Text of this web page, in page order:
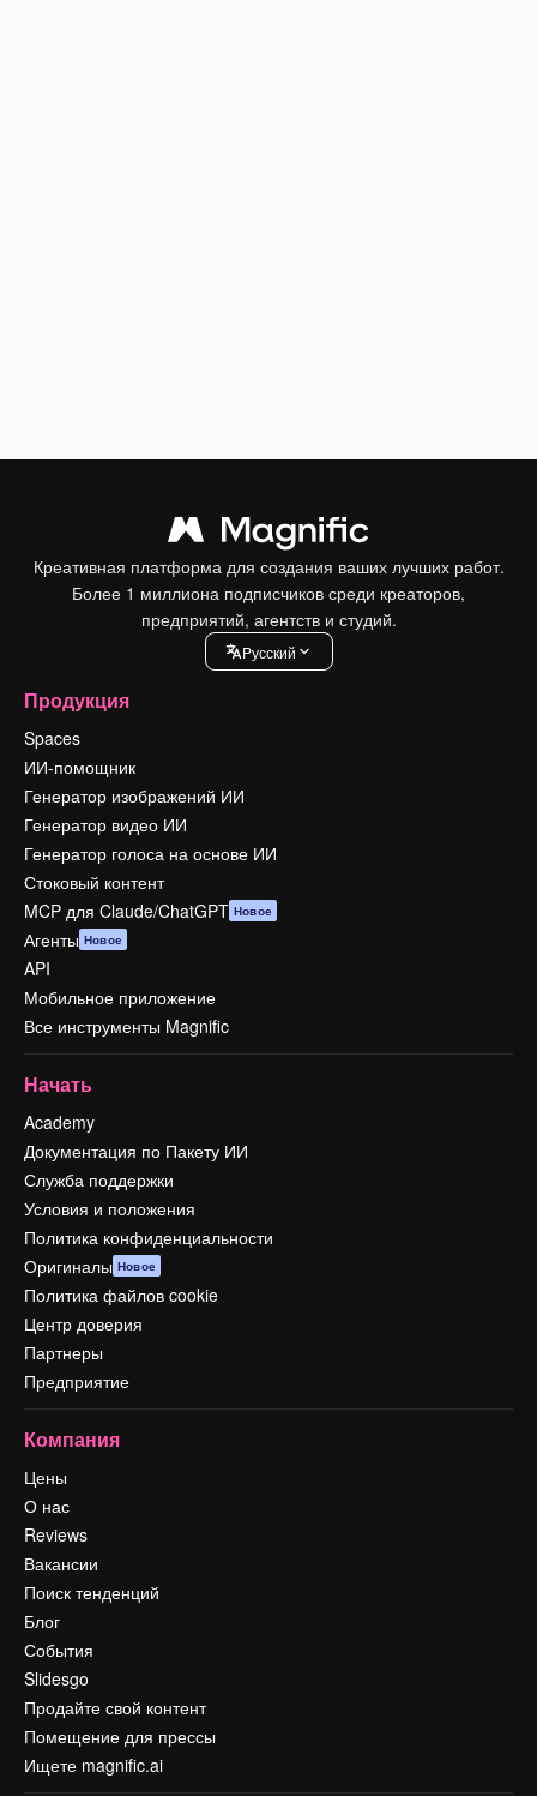
Креативная платформа для создания ваших лучших работ.
Более 1 миллиона подписчиков среди креаторов,
предприятий, агентств и студий.
Pусский
Продукция
Spaces
ИИ-помощник
Генератор изображений ИИ
Генератор видео ИИ
Генератор голоса на основе ИИ
Стоковый контент
MCP для Claude/ChatGPT Новое
Агенты Новое
API
Мобильное приложение
Все инструменты Magnific
Начать
Academy
Документация по Пакету ИИ
Служба поддержки
Условия и положения
Политика конфиденциальности
Оригиналы Новое
Политика файлов cookie
Центр доверия
Партнеры
Предприятие
Компания
Цены
О нас
Reviews
Вакансии
Поиск тенденций
Блог
События
Slidesgo
Продайте свой контент
Помещение для прессы
Ищете magnific.ai